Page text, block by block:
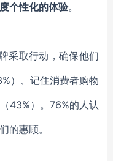
个性化的体验。
采取行动，确保他们
）、 记住消费者购物
（43%） 。 76%的人认
的惠顾。